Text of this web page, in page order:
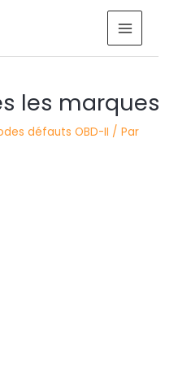
MAIN
MENU
les marques
défauts OBD-II / Par